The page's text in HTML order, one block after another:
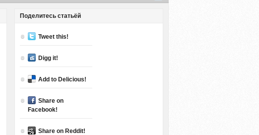
Поделитесь статьёй
Tweet this!
Digg it!
Add to Delicious!
Share on
Facebook!
Share on Reddit!